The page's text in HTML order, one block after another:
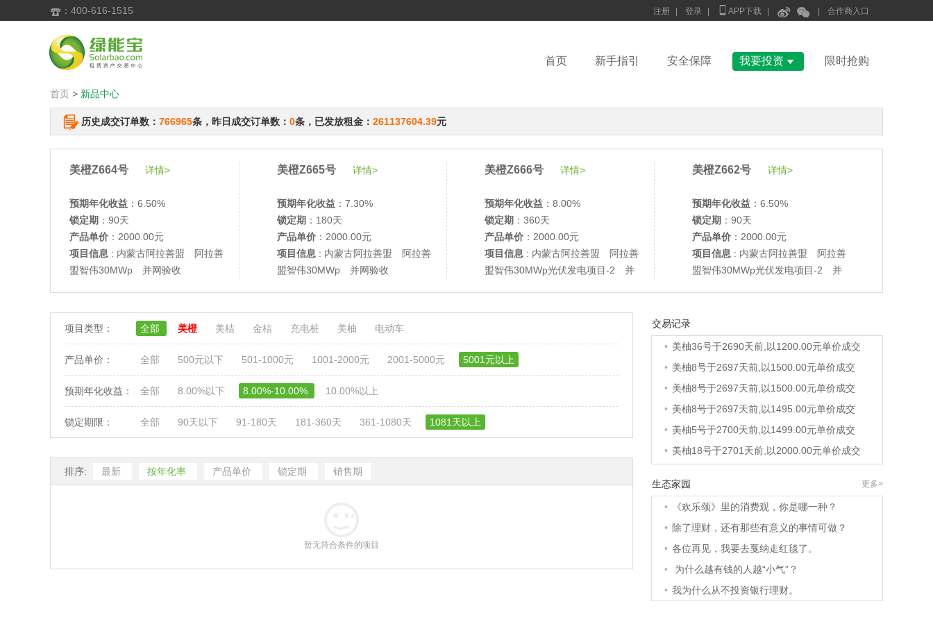
 ：400-616-1515 注册 登录  APP下载   合作商入口
首页 新手指引 安全保障 我要投资  限时抢购
首页 > 新品中心
历史成交订单数： 766965条，昨日成交订单数： 0条，已发放租金： 261137604.39元
美橙Z664号 详情>
预期年化收益 ：6.50%
锁定期 ：90天
产品单价 ：2000.00元
项目信息 : 内蒙古阿拉善盟 阿拉善
盟智伟30MWp 并网验收
美橙Z665号 详情>
预期年化收益 ：7.30%
锁定期 ：180天
产品单价 ：2000.00元
项目信息 : 内蒙古阿拉善盟 阿拉善
盟智伟30MWp 并网验收
美橙Z666号 详情>
预期年化收益 ：8.00%
锁定期 ：360天
产品单价 ：2000.00元
项目信息 : 内蒙古阿拉善盟 阿拉善
盟智伟30MWp光伏发电项目-2 并
美橙Z662号 详情>
预期年化收益 ：6.50%
锁定期 ：90天
产品单价 ：2000.00元
项目信息 : 内蒙古阿拉善盟 阿拉善
盟智伟30MWp光伏发电项目-2 并
项目类型： 全部 美橙 美桔 金桔 充电桩 美柚 电动车
产品单价： 全部 500元以下 501-1000元 1001-2000元 2001-5000元 5001元以上
预期年化收益： 全部 8.00%以下 8.00%-10.00% 10.00%以上
锁定期限： 全部 90天以下 91-180天 181-360天 361-1080天 1081天以上
排序: 最新 按年化率 产品单价 锁定期 销售期
暂无符合条件的项目
交易记录
• 美柚40号于2689天前,以1200.00元单价成交
• 美柚36号于2690天前,以1200.00元单价成交
• 美柚8号于2697天前,以1500.00元单价成交
• 美柚8号于2697天前,以1500.00元单价成交
• 美柚8号于2697天前,以1495.00元单价成交
• 美柚5号于2700天前,以1499.00元单价成交
• 美柚18号于2701天前,以2000.00元单价成交
•
美柚3号于2701天前,以1500.00元单价成交
美柚38号于2702天前,以1500.00元单价成交
美柚20号于2716天前,以1495.00元单价成交
美柚38号于2719天前,以1500.00元单价成交
美柚10号于2719天前,以2000.00元单价成交
美柚8号于2721天前,以1490.00元单价成交
生态家园 更多>
•
《欢乐颂》里的消费观，你是哪一种？
• 除了理财，还有那些有意义的事情可做？
• 各位再见，我要去戛纳走红毯了。
•
为什么越有钱的人越“小气”？
• 我为什么从不投资银行理财。